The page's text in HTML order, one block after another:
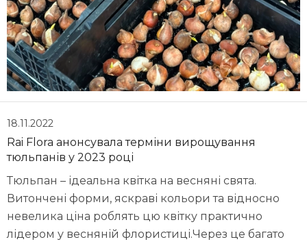
18.11.2022
Rai Flora анонсувала терміни вирощування
тюльпанів у 2023 році
Тюльпан – ідеальна квітка на весняні свята.
Витончені форми, яскраві кольори та відносно
невелика ціна роблять цю квітку практично
лідером у весняній флористиці.Через це багато